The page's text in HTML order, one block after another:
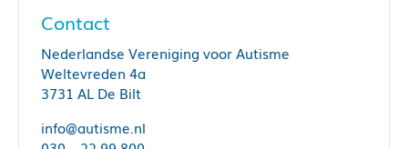
Contact
Nederlandse Vereniging voor Autisme
Weltevreden 4a
3731 AL De Bilt
info@autisme.nl